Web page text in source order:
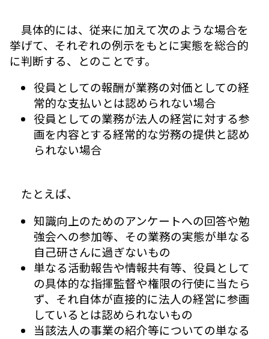
具体的には、従来に加えて次のような場合を
挙げて、それぞれの例示をもとに実態を総合的
に判断する、とのことです。
役員としての報酬が業務の対価としての経
常的な支払いとは認められない場合
役員としての業務が法人の経営に対する参
画を内容とする経常的な労務の提供と認め
られない場合
たとえば、
知識向上のためのアンケートへの回答や勉
強会への参加等、その業務の実態が単なる
自己研さんに過ぎないもの
単なる活動報告や情報共有等、役員として
の具体的な指揮監督や権限の行使に当たら
ず、それ自体が直接的に法人の経営に参画
しているとは認められないもの
当該法人の事業の紹介等についての単なる